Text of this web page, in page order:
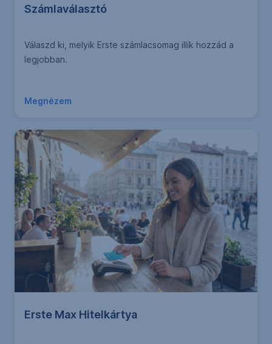
Számlaválasztó
Válaszd ki, melyik Erste számlacsomag illik hozzád a
legjobban.
Megnézem
Erste Max Hitelkártya